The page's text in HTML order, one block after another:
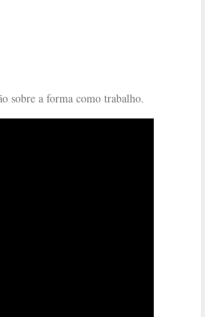
sobre a forma como trabalho.